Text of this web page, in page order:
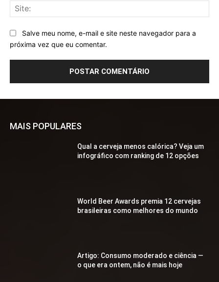
Salve meu nome, e-mail e site neste navegador para a
próxima vez que eu comentar.
MAIS POPULARES
Qual a cerveja menos calórica? Veja um
infográfico com ranking de 12 opções
World Beer Awards premia 12 cervejas
brasileiras como melhores do mundo
Artigo: Consumo moderado e ciência —
o que era ontem, não é mais hoje